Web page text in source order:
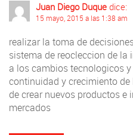
Juan Diego Duque dice:
15 mayo, 2015 a las 1:38 am
realizar la toma de
sistema de reocleccion de
a los cambios tecnologicos
continuidad y crecimiento
de crear nuevos productos e
mercados